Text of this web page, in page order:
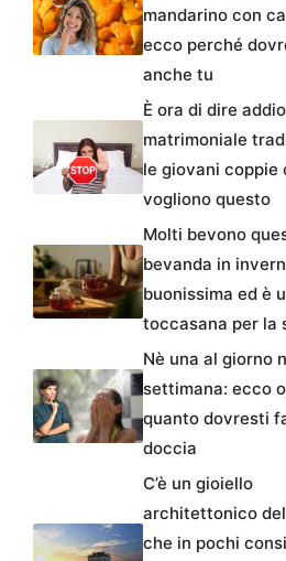
mandarino con
ecco perché
anche tu
È ora di dire
matrimoniale
le giovani coppie
vogliono questo
Molti bevono
bevanda in
buonissima ed è
toccasana per la
Nè una al giorno
settimana: ecco
quanto dovresti
doccia
C’è un gioiello
architettonico del
che in pochi